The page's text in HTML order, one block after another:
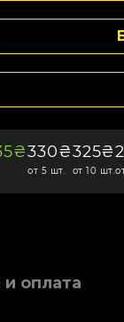
330₴
от 5 шт.
325₴
от 10 шт.
оплата